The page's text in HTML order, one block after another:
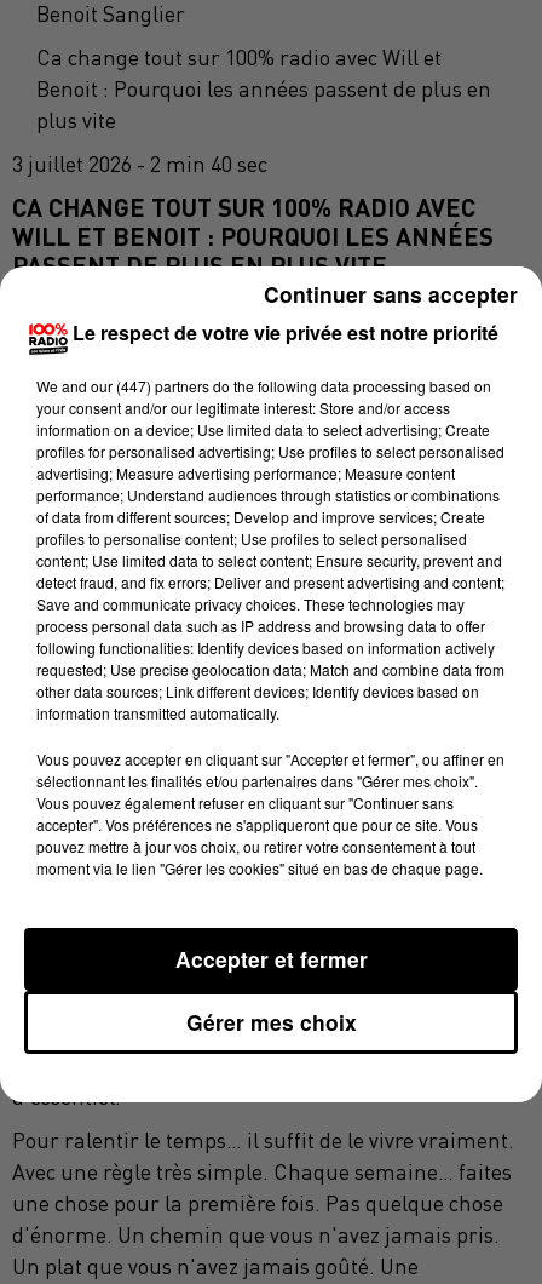
Benoit Sanglier
Ca change tout sur 100% radio avec Will et
Benoit : Pourquoi les années passent de plus en
plus vite
3 juillet 2026 - 2 min 40 sec
CA CHANGE TOUT SUR 100% RADIO AVEC
WILL ET BENOIT : POURQUOI LES ANNÉES
PASSENT DE PLUS EN PLUS VITE
Il y a quelque chose que tout le monde ressent en
dit "c'était hier"… et c'était il y a dix ans. Pourquoi
cette sensation s'accélère ?
Et c'est une des questions les plus fascinantes qui
soit. Et la réponse est simple. Le temps ne s'accélère
pas. C'est notre attention qui rétrécit.
Quand on est enfant… tout est nouveau. Chaque
journée est une aventure. Chaque moment est
différent. Et le cerveau enregistre énormément. Parce
qu'il découvre. Mais en grandissant… on automatise
tout. Le même trajet. La même routine. Les mêmes
que rien ne le surprend.
Donc les années passent vite… parce qu'elles se
ressemblent trop, c'est comme regarder un film
On n'est plus vraiment là. On est en pilote
automatique. Et un an peut passer… sans qu'on s'en
souvienne vraiment.
C'est une image qui fait un peu peur mais elle libère
d'essentiel.
Pour ralentir le temps… il suffit de le vivre vraiment.
Avec une règle très simple. Chaque semaine… faites
une chose pour la première fois. Pas quelque chose
d'énorme. Un chemin que vous n'avez jamais pris.
Un plat que vous n'avez jamais goûté. Une
Le respect de votre vie privée est notre priorité
We and our (447) partnersdo the following data processing based on
your consent and/or our legitimate interest: Store and/or access
information on a device; Use limited data to select advertising; Create
profiles for personalised advertising; Use profiles to select personalised
advertising; Measure advertising performance; Measure content
performance; Understand audiences through statistics or combinations
of data from different sources; Develop and improve services; Create
profiles to personalise content; Use profiles to select personalised
content; Use limited data to select content; Ensure security, prevent and
detect fraud, and fix errors; Deliver and present advertising and content;
Save and communicate privacy choices. These technologies may
process personal data such as IP address and browsing data to offer
following functionalities: Identify devices based on information actively
requested; Use precise geolocation data; Match and combine data from
other data sources; Link different devices; Identify devices based on
information transmitted automatically.
Vous pouvez accepter en cliquant sur "Accepter et fermer", ou affiner en
sélectionnant les finalités et/ou partenaires dans "Gérer mes choix".
Vous pouvez également refuser en cliquant sur "Continuer sans
accepter". Vos préférences ne s'appliqueront que pour ce site. Vous
pouvez mettre à jour vos choix, ou retirer votre consentement à tout
moment via le lien "Gérer les cookies" situé en bas de chaque page.
Gérer mes choix
Accepter et fermer
Continuer sans accepter